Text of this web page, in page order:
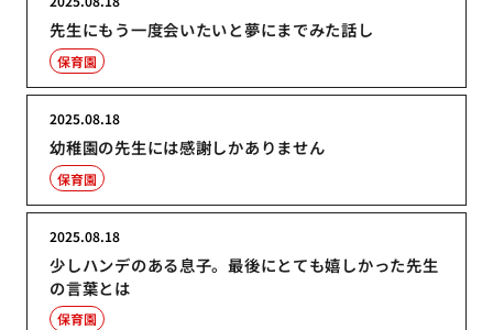
先生にもう一度会いたいと夢にまでみた話し
保育園
幼稚園の先生には感謝しかありません
2025.08.18
保育園
少しハンデのある息子。最後にとても嬉しかった先生
の言葉とは
2025.08.18
保育園